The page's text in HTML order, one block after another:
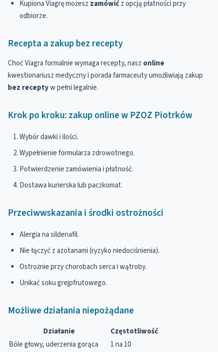
Kupiona Viagrę możesz zamówićz opcją płatności przy
odbiorze.
Recepta a zakup bez recepty
Choć Viagra formalnie wymaga recepty, nasz online
kwestionariusz medyczny i porada farmaceuty umożliwiają zakup
bez receptyw pełni legalnie.
Krok po kroku: zakup online w PZOZ Piotrków
Wybór dawki i ilości.
Wypełnienie formularza zdrowotnego.
Potwierdzenie zamówienia i płatność.
Dostawa kurierska lub paczkomat.
Przeciwwskazania i środki ostrożności
Alergia na sildenafil.
Nie łączyć z azotanami (ryzyko niedociśnienia).
Ostrożnie przy chorobach serca i wątroby.
Unikać soku grejpfrutowego.
Możliwe działania niepożądane
Działanie
Częstotliwość
Bóle głowy, uderzenia gorąca
1 na 10